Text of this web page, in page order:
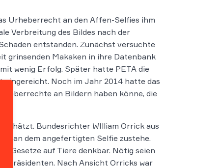
Urheberrecht an den Affen-Selfies ihm
Verbreitung des Bildes nach der
entstanden. Zunächst versuchte
grinsenden Makaken in ihre Datenbank
wenig Erfolg. Später hatte PETA die
eingereicht. Noch im Jahr 2014 hatte das
an Bildern haben könne, die
Bundesrichter WIlliam Orrick aus
an dem angefertigten Selfie zustehe.
Gesetze auf Tiere denkbar. Nötig seien
Präsidenten. Nach Ansicht Orricks war